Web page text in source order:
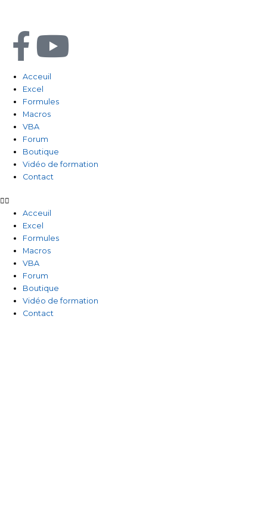
contenuF
a
c
e
b
o
k
-
f
Y
u
u
Acceuil
Excel
Formules
Macros
VBA
Forum
Boutique
Vidéo de formation
Contact
Acceuil
Excel
Formules
Macros
VBA
Forum
Boutique
Vidéo de formation
Contact